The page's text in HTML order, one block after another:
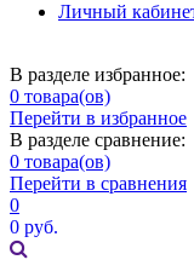
Личный
В разделе избранное:
0 товара(ов)
Перейти в избранное
В разделе сравнение:
0 товара(ов)
Перейти в сравнения
0
0 руб.